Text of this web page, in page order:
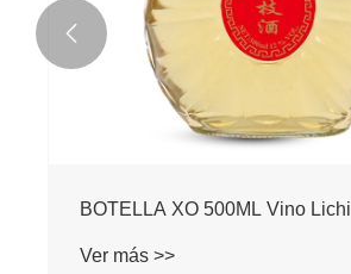
BOTELLA XO 500ML Vino Lichi
Ver más >>
